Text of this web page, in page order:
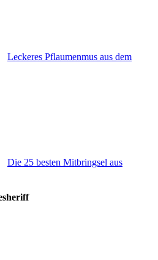
Leckeres Pflaumenmus aus dem
Die 25 besten Mitbringsel aus